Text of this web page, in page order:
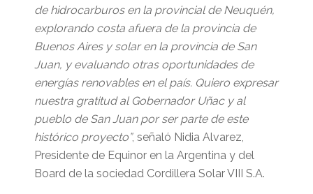
de hidrocarburos en la provincial de Neuquén,
explorando costa afuera de la provincia de
Buenos Aires y solar en la provincia de San
Juan, y evaluando otras oportunidades de
energías renovables en el país. Quiero expresar
nuestra gratitud al Gobernador Uñac y al
pueblo de San Juan por ser parte de este
histórico proyecto”, señaló Nidia Alvarez,
Presidente de Equinor en la Argentina y del
Board de la sociedad Cordillera Solar VIII S.A.